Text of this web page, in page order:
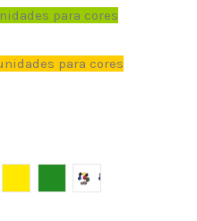
para cores
para cores
VerdeSurtido